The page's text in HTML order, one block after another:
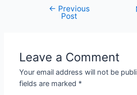
← Previous
Post
Leave a Comment
Your email address will not be
fields are marked *